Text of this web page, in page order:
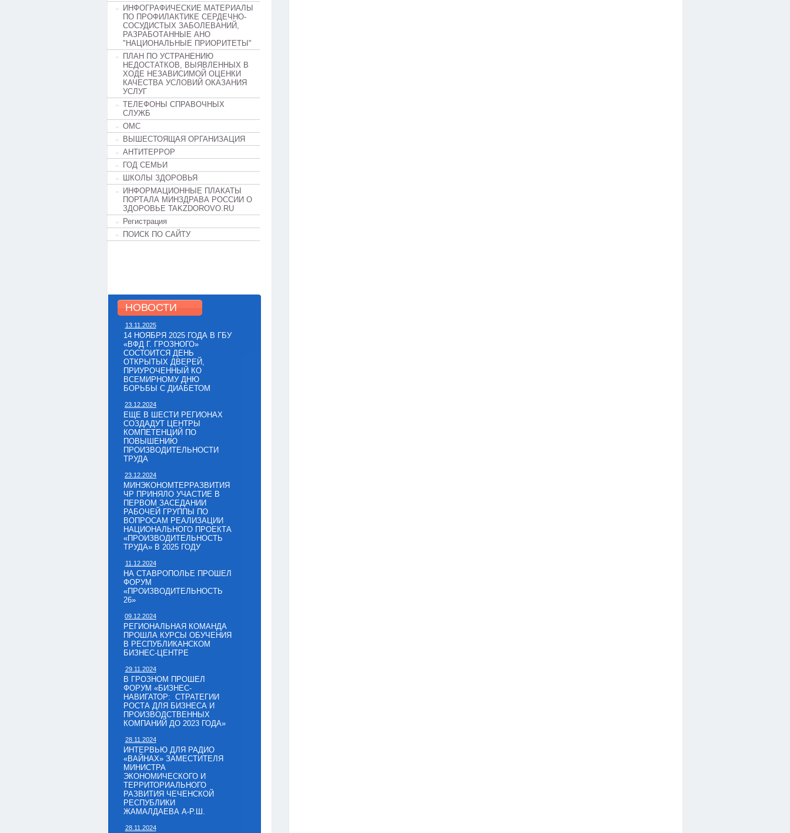
ИНФОГРАФИЧЕСКИЕ МАТЕРИАЛЫ
ПО ПРОФИЛАКТИКЕ СЕРДЕЧНО-
СОСУДИСТЫХ ЗАБОЛЕВАНИЙ,
РАЗРАБОТАННЫЕ АНО
"НАЦИОНАЛЬНЫЕ ПРИОРИТЕТЫ"
ПЛАН ПО УСТРАНЕНИЮ
НЕДОСТАТКОВ, ВЫЯВЛЕННЫХ В
ХОДЕ НЕЗАВИСИМОЙ ОЦЕНКИ
КАЧЕСТВА УСЛОВИЙ ОКАЗАНИЯ
УСЛУГ
ТЕЛЕФОНЫ СПРАВОЧНЫХ
СЛУЖБ
ОМС
ВЫШЕСТОЯЩАЯ ОРГАНИЗАЦИЯ
АНТИТЕРРОР
ГОД СЕМЬИ
ШКОЛЫ ЗДОРОВЬЯ
ИНФОРМАЦИОННЫЕ ПЛАКАТЫ
ПОРТАЛА МИНЗДРАВА РОССИИ О
ЗДОРОВЬЕ TAKZDOROVO.RU
Регистрация
ПОИСК ПО САЙТУ
НОВОСТИ
13.11.2025
14 НОЯБРЯ 2025 ГОДА В ГБУ
«ВФД Г. ГРОЗНОГО»
СОСТОИТСЯ ДЕНЬ
ОТКРЫТЫХ ДВЕРЕЙ,
ПРИУРОЧЕННЫЙ КО
ВСЕМИРНОМУ ДНЮ
БОРЬБЫ С ДИАБЕТОМ
23.12.2024
ЕЩЕ В ШЕСТИ РЕГИОНАХ
СОЗДАДУТ ЦЕНТРЫ
КОМПЕТЕНЦИЙ ПО
ПОВЫШЕНИЮ
ПРОИЗВОДИТЕЛЬНОСТИ
ТРУДА
23.12.2024
МИНЭКОНОМТЕРРАЗВИТИЯ
ЧР ПРИНЯЛО УЧАСТИЕ В
ПЕРВОМ ЗАСЕДАНИИ
РАБОЧЕЙ ГРУППЫ ПО
ВОПРОСАМ РЕАЛИЗАЦИИ
НАЦИОНАЛЬНОГО ПРОЕКТА
«ПРОИЗВОДИТЕЛЬНОСТЬ
ТРУДА» В 2025 ГОДУ
11.12.2024
НА СТАВРОПОЛЬЕ ПРОШЕЛ
ФОРУМ
«ПРОИЗВОДИТЕЛЬНОСТЬ
26»
09.12.2024
РЕГИОНАЛЬНАЯ КОМАНДА
ПРОШЛА КУРСЫ ОБУЧЕНИЯ
В РЕСПУБЛИКАНСКОМ
БИЗНЕС-ЦЕНТРЕ
29.11.2024
В ГРОЗНОМ ПРОШЕЛ
ФОРУМ «БИЗНЕС-
НАВИГАТОР: СТРАТЕГИИ
РОСТА ДЛЯ БИЗНЕСА И
ПРОИЗВОДСТВЕННЫХ
КОМПАНИЙ ДО 2023 ГОДА»
28.11.2024
ИНТЕРВЬЮ ДЛЯ РАДИО
«ВАЙНАХ» ЗАМЕСТИТЕЛЯ
МИНИСТРА
ЭКОНОМИЧЕСКОГО И
ТЕРРИТОРИАЛЬНОГО
РАЗВИТИЯ ЧЕЧЕНСКОЙ
РЕСПУБЛИКИ
ЖАМАЛДАЕВА А-Р.Ш.
28.11.2024